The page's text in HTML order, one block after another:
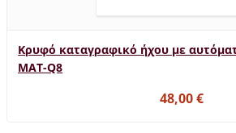
Κρυφό καταγραφικό ήχου με
MAT-Q8
48,00 €